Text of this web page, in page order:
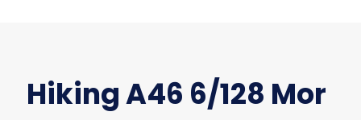
Hiking A46 6/128 Mor